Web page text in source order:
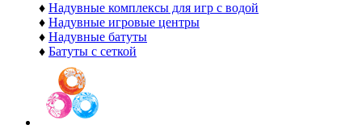
♦ Надувные комплексы для игр с водой
♦ Надувные игровые центры
♦ Надувные батуты
♦ Батуты с сеткой